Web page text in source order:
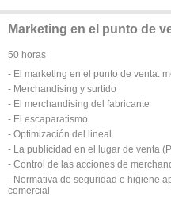
Marketing en el punto de
50 horas
- El marketing en el punto de venta:
- Merchandising y surtido
- El merchandising del fabricante
- El escaparatismo
- Optimización del lineal
- La publicidad en el lugar de venta
- Control de las acciones de
- Normativa de seguridad e higiene
comercial